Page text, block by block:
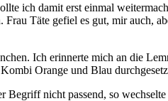
ich damit erst einmal
Täte gefiel es gut, mir auch,
Ich erinnerte mich an die
Orange und Blau
Begriff nicht passend, so